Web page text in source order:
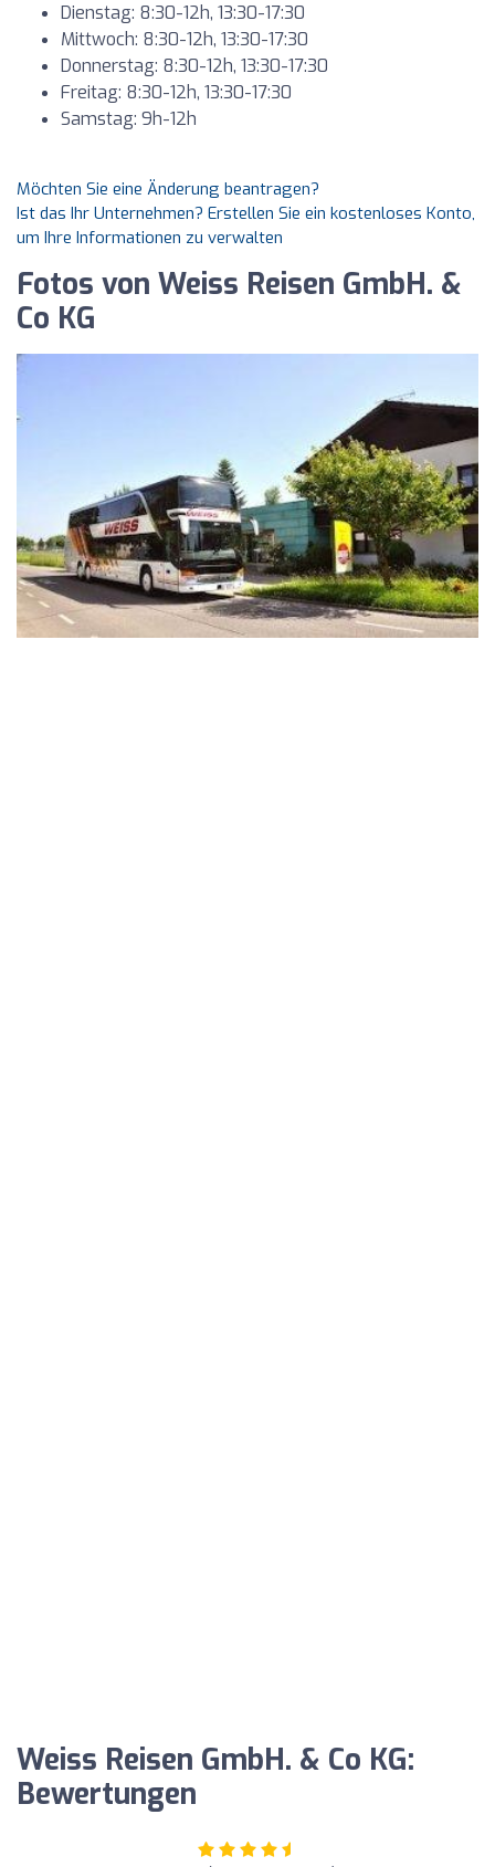
Dienstag: 8:30-12h, 13:30-17:30
Mittwoch: 8:30-12h, 13:30-17:30
Donnerstag: 8:30-12h, 13:30-17:30
Freitag: 8:30-12h, 13:30-17:30
Samstag: 9h-12h
Möchten Sie eine Änderung beantragen?
Ist das Ihr Unternehmen? Erstellen Sie ein kostenloses Konto,
um Ihre Informationen zu verwalten
Fotos von Weiss Reisen GmbH. &
Co KG
Weiss Reisen GmbH. & Co KG:
Bewertungen